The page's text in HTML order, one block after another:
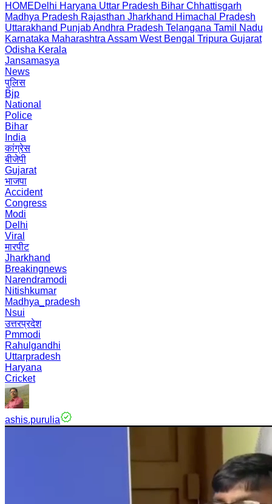
HOMEDelhi Haryana Uttar Pradesh Bihar Chhattisgarh
Madhya Pradesh Rajasthan Jharkhand Himachal Pradesh
Uttarakhand PunjabAndhra Pradesh Telangana Tamil Nadu
Karnataka Maharashtra Assam West Bengal Tripura Gujarat
Odisha Kerala
Jansamasya
News
पुलिस
Bjp
National
Police
Bihar
India
कांग्रेस
बीजेपी
Gujarat
भाजपा
Accident
Congress
Modi
Delhi
Viral
मारपीट
Jharkhand
Breakingnews
Narendramodi
Nitishkumar
Madhya_pradesh
Nsui
उत्तरप्रदेश
Pmmodi
Rahulgandhi
Uttarpradesh
Haryana
Cricket
ashis.purulia